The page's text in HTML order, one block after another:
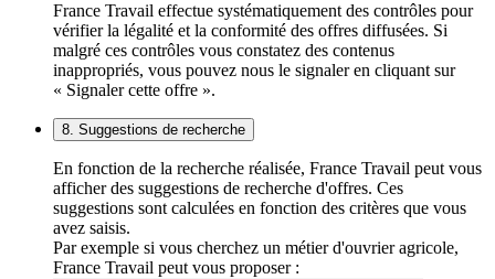
France Travail effectue systématiquement des contrôles pour
vérifier la légalité et la conformité des offres diffusées. Si
malgré ces contrôles vous constatez des contenus
inappropriés, vous pouvez nous le signaler en cliquant sur
« Signaler cette offre ».
8. Suggestions de recherche
En fonction de la recherche réalisée, France Travail peut vous
afficher des suggestions de recherche d'offres. Ces
suggestions sont calculées en fonction des critères que vous
avez saisis.
Par exemple si vous cherchez un métier d'ouvrier agricole,
France Travail peut vous proposer :